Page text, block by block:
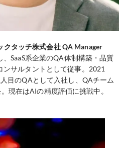
タッチ株式会社 QA Manager
SaaS系企業のQA体制構築・品質
サルタントとして従事。2021
目のQAとして入社し、QAチーム
現在はAIの精度評価に挑戦中。